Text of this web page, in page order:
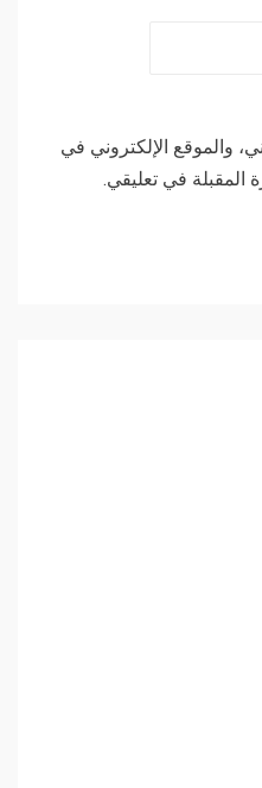
والموقع الإلكتروني في
المقبلة في تعليقي.